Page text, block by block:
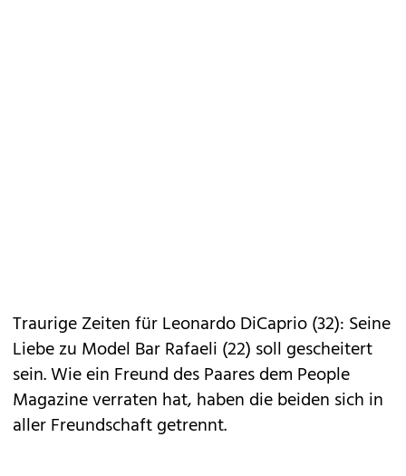
Traurige Zeiten für Leonardo DiCaprio (32): Seine
Liebe zu Model Bar Rafaeli (22) soll gescheitert
sein. Wie ein Freund des Paares dem People
Magazine verraten hat, haben die beiden sich in
aller Freundschaft getrennt.